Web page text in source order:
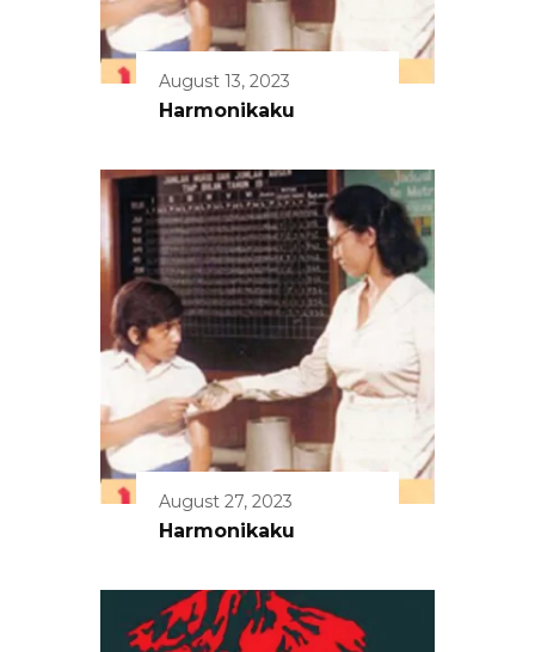
August 13, 2023
Harmonikaku
August 27, 2023
Harmonikaku